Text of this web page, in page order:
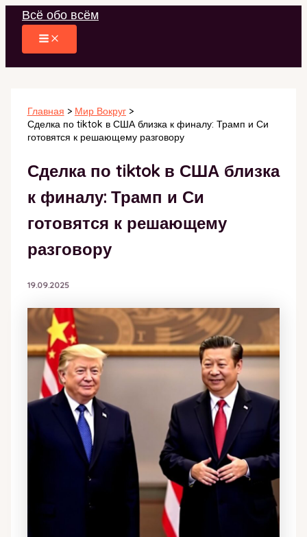
Перейти
содержимому
Всё обо всём
Главная
Мир Вокруг
Сделка по tiktok в США близка к финалу: Трамп и Си
готовятся к решающему разговору
Сделка по tiktok в США близка
к финалу: Трамп и Си
готовятся к решающему
разговору
19.09.2025